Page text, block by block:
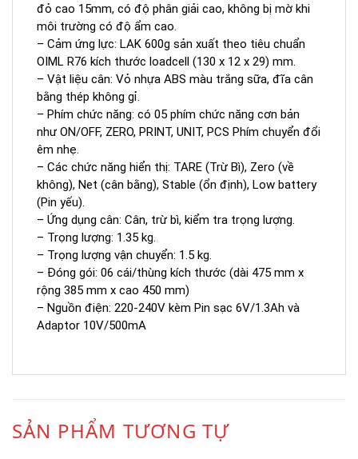
đỏ cao 15mm, có độ phân giải cao, không bị mờ khi
môi trường có độ ẩm cao.
– Cảm ứng lực: LAK 600g sản xuất theo tiêu chuẩn
OIML R76 kích thước loadcell (130 x 12 x 29) mm.
– Vật liệu cân: Vỏ nhựa ABS màu trắng sữa, đĩa cân
bằng thép không gỉ.
– Phím chức năng: có 05 phím chức năng cơn bản
như ON/OFF, ZERO, PRINT, UNIT, PCS Phím chuyển đổi
êm nhẹ.
– Các chức năng hiển thị: TARE (Trừ Bì), Zero (về
không), Net (cân bằng), Stable (ổn định), Low battery
(Pin yếu).
– Ứng dụng cân: Cân, trừ bì, kiểm tra trọng lượng.
– Trọng lượng: 1.35 kg.
– Trọng lượng vận chuyển: 1.5 kg.
– Đóng gói: 06 cái/thùng kích thước (dài 475 mm x
rộng 385 mm x cao 450 mm)
– Nguồn điện: 220-240V kèm Pin sạc 6V/1.3Ah và
Adaptor 10V/500mA
SẢN PHẨM TƯƠNG TỰ